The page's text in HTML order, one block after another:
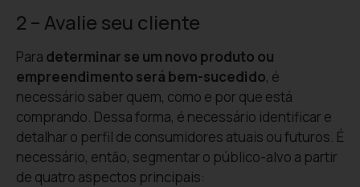
2 – Avalie seu cliente
Para determinar se um novo produto ou
empreendimento será bem-sucedido, é
necessário saber quem, como e por que está
comprando. Dessa forma, é necessário identificar e
detalhar o perfil de consumidores atuais ou futuros. É
necessário, então, segmentar o público-alvo a partir
de quatro aspectos principais: